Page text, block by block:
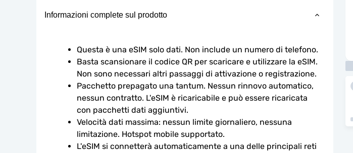
Informazioni complete sul prodotto
Questa è una eSIM solo dati. Non include un numero di telefono.
Basta scansionare il codice QR per scaricare e utilizzare la eSIM.
Non sono necessari altri passaggi di attivazione o registrazione.
Pacchetto prepagato una tantum. Nessun rinnovo automatico,
nessun contratto. L'eSIM è ricaricabile e può essere ricaricata
con pacchetti dati aggiuntivi.
Velocità dati massima: nessun limite giornaliero, nessuna
limitazione. Hotspot mobile supportato.
L'eSIM si connetterà automaticamente a una delle principali reti